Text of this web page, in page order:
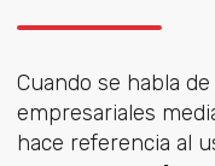
Cuando se habla
empresariales
hace referencia al